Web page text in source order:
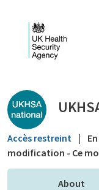
Public library -
Accès restreint |
modification - Ce
About